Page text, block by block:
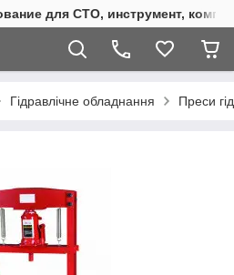
для СТО, инструмент,
Гідравлічне обладнання Преси